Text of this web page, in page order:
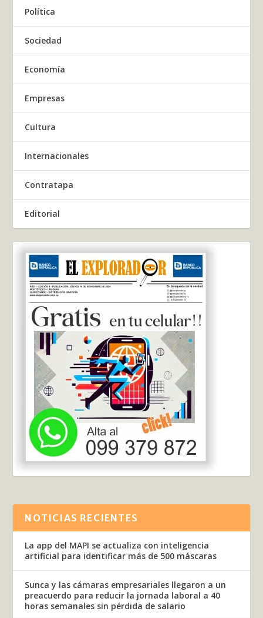
Política
Sociedad
Economía
Empresas
Cultura
Internacionales
Contratapa
Editorial
NOTICIAS RECIENTES
La app del MAPI se actualiza con inteligencia
artificial para identificar más de 500 máscaras
Sunca y las cámaras empresariales llegaron a un
preacuerdo para reducir la jornada laboral a 40
horas semanales sin pérdida de salario